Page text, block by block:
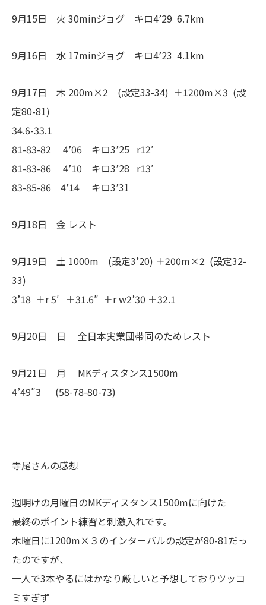
9月15日 火 30minジョグ キロ4’29 6.7km
9月16日 水 17minジョグ キロ4’23 4.1km
9月17日 木 200m×2 (設定33-34) ＋1200m×3 (設
定80-81)
34.6-33.1
81-83-82 4’06 キロ3’25 r12′
81-83-86 4’10 キロ3’28 r13′
83-85-86 4’14 キロ3’31
9月18日 金 レスト
9月19日 土 1000m (設定3’20) ＋200m×2 (設定32-
33)
3’18 ＋r 5′ ＋31.6″ ＋r w2’30 ＋32.1
9月20日 日 全日本実業団帯同のためレスト
9月21日 月 MKディスタンス1500m
4’49″3 (58-78-80-73)
寺尾さんの感想
週明けの月曜日のMKディスタンス1500mに向けた
最終のポイント練習と刺激入れです。
木曜日に1200m×３のインターバルの設定が80-81だっ
たのですが、
一人で3本やるにはかなり厳しいと予想しておりツッコ
ミすぎず